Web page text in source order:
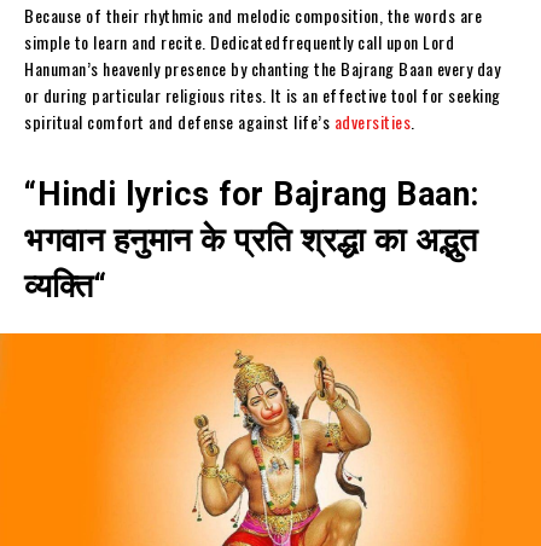
Because of their rhythmic and melodic composition, the words are
simple to learn and recite. Dedicatedfrequently call upon Lord
Hanuman’s heavenly presence by chanting the Bajrang Baan every day
or during particular religious rites. It is an effective tool for seeking
spiritual comfort and defense against life’s adversities
“Hindi lyrics for Bajrang Baan:
भगवान हनुमान के प्रति श्रद्धा का अद्भुत
व्यक्ति“